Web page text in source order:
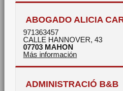
ABOGADO ALICIA
971363457
CALLE HANNOVER, 43
07703 MAHON
Más información
ADMINISTRACIÓ B&B